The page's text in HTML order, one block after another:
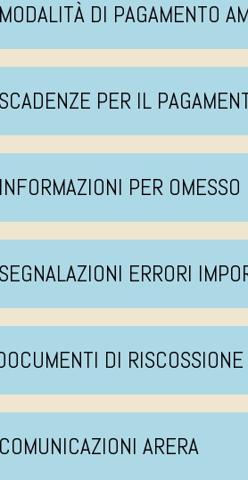
DI PAGAMENTO
PER IL
PER OMESSO
ERRORI
DI
ARERA